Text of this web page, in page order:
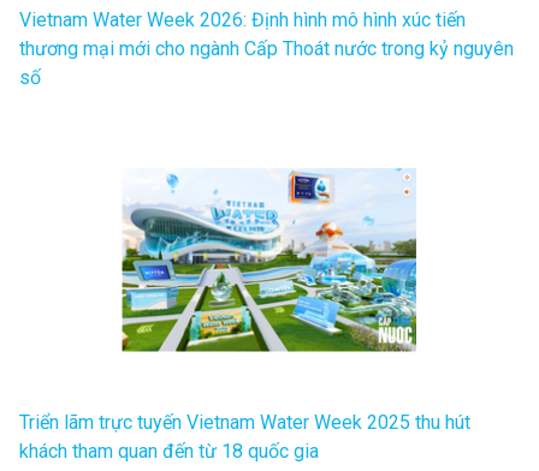
Vietnam Water Week 2026: Định hình mô hình xúc tiến
thương mại mới cho ngành Cấp Thoát nước trong kỷ nguyên
số
Triển lãm trực tuyến Vietnam Water Week 2025 thu hút
khách tham quan đến từ 18 quốc gia